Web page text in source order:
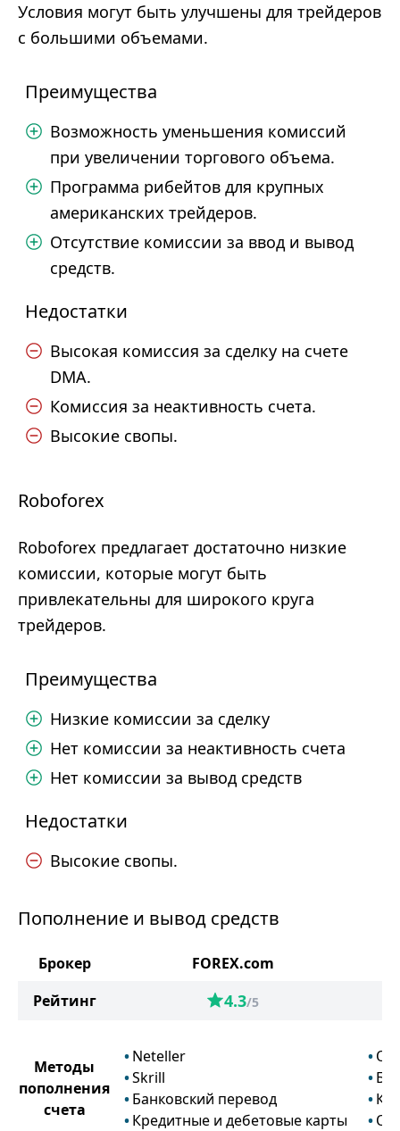
Условия могут быть улучшены для трейдеров
с большими объемами.
Преимущества
Возможность уменьшения комиссий
при увеличении торгового объема.
Программа рибейтов для крупных
американских трейдеров.
Отсутствие комиссии за ввод и вывод
средств.
Недостатки
Высокая комиссия за сделку на счете
DMA.
Комиссия за неактивность счета.
Высокие свопы.
Roboforex
Roboforex предлагает достаточно низкие
комиссии, которые могут быть
привлекательны для широкого круга
трейдеров.
Преимущества
Низкие комиссии за сделку
Нет комиссии за неактивность счета
Нет комиссии за вывод средств
Недостатки
Высокие свопы.
Пополнение и вывод средств
Брокер
FOREX.com
Рейтинг
4.3/5
Методы
пополнения
счета
Neteller
Skrill
Банковский перевод
Кредитные и дебетовые карты